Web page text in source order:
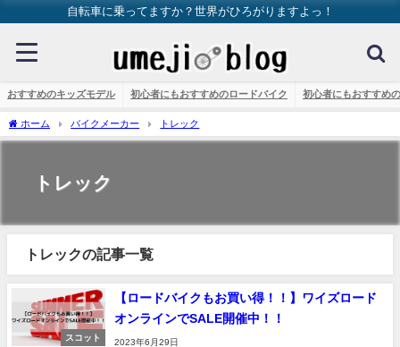
自転車に乗ってますか？世界がひろがりますよっ！
おすすめのキッズモデル 初心者にもおすすめのロードバイク 初心者にもおすすめ
ホーム バイクメーカー トレック
トレック
トレックの記事一覧
スコット
【ロードバイクもお買い得！！】ワイズロード
オンラインでSALE開催中！！
2023年6月29日